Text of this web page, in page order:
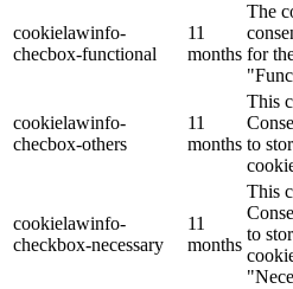
cookielawinfo-
checbox-functional
11
months
The
for
cookielawinfo-
checbox-others
11
months
This
to
cookielawinfo-
checkbox-necessary
11
months
This
to